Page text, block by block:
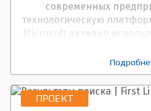
современных
технологическую
Microsoft активно
обеспеченного
отвечающие
бизнеса или
ПРОЕКТ